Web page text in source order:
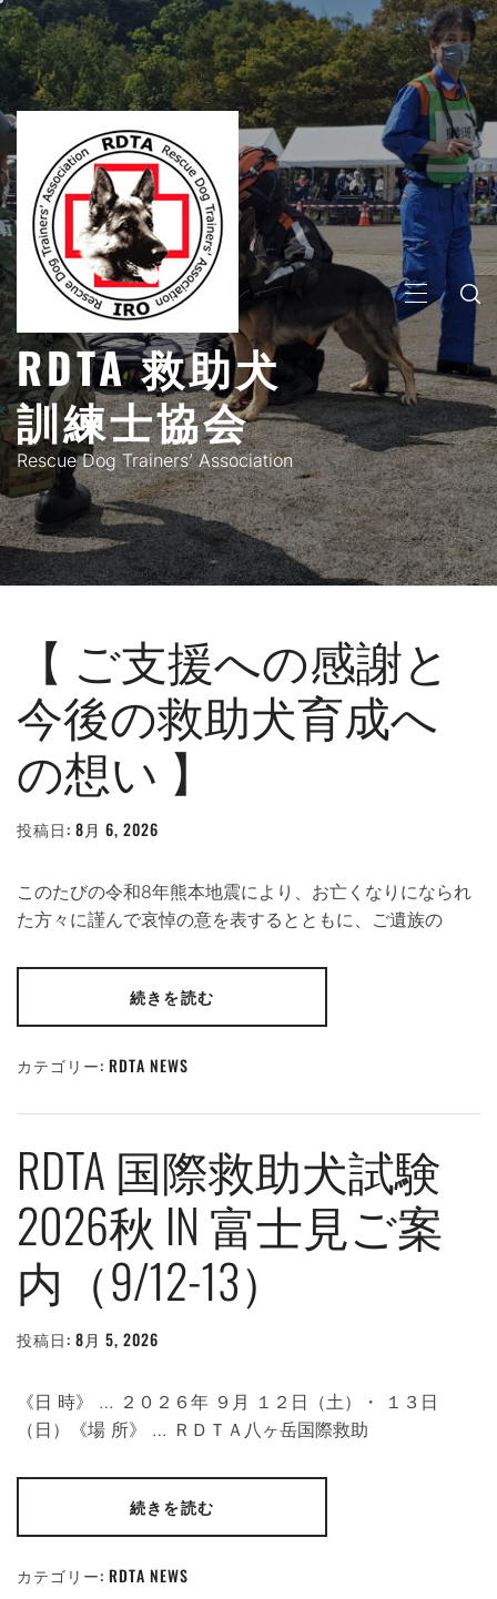
コ
ン
テ
ン
ツ
へ
ス
キ
ッ
プ
RDTA 救助犬
訓練士協会
Rescue Dog Trainers’ Association
メ
イ
ン
メ
ニ
ュ
ー
【 ご支援への感謝と
今後の救助犬育成へ
の想い 】
投稿日: 8月 6, 2026
WEBMASTER
このたびの令和8年熊本地震により、お亡くなりになられ
た方々に謹んで哀悼の意を表するとともに、ご遺族の
続きを読む
カテゴリー: RDTA NEWS
RDTA 国際救助犬試験
2026秋 IN 富士見ご案
内（9/12-13）
投稿日: 8月 5, 2026
WEBMASTER
《日 時》 … ２０２６年 ９月 １２日（土）・ １３日
（日）《場 所》 … ＲＤＴＡ八ヶ岳国際救助
続きを読む
カテゴリー: RDTA NEWS